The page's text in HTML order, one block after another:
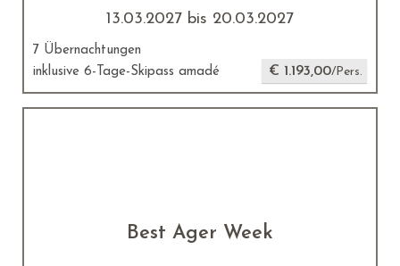
13.03.2027 bis 20.03.2027
7 Übernachtungen
inklusive 6-Tage-Skipass amadé
€ 1.193,00/Pers.
Best Ager Week